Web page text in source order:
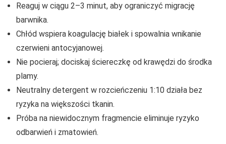
Reaguj w ciągu 2–3 minut, aby ograniczyć migrację
barwnika.
Chłód wspiera koagulację białek i spowalnia wnikanie
czerwieni antocyjanowej.
Nie pocieraj; dociskaj ściereczkę od krawędzi do środka
plamy.
Neutralny detergent w rozcieńczeniu 1:10 działa bez
ryzyka na większości tkanin.
Próba na niewidocznym fragmencie eliminuje ryzyko
odbarwień i zmatowień.